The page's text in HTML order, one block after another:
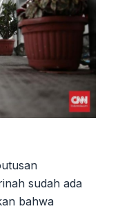
sudah ada
bahwa